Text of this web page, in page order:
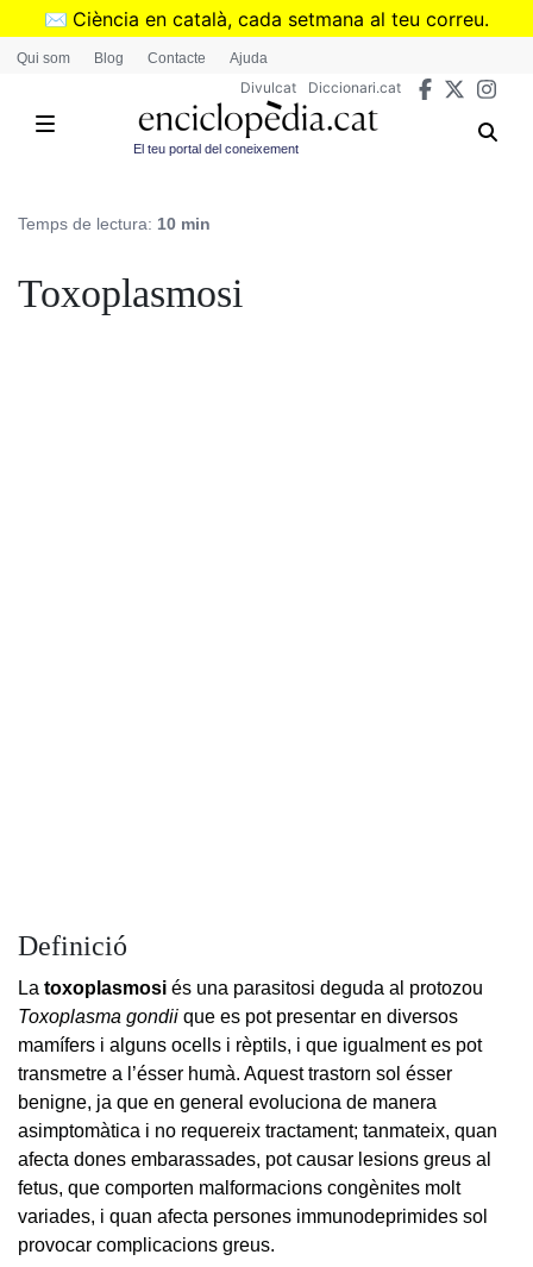
Vés
✉️ Ciència en català, cada setmana al teu correu.
➜Subscriu-te al butlletí de Divulcat
Qui som Blog Contacte Ajuda
Divulcat Diccionari.cat
El teu portal del coneixement
Temps de lectura: 10 min
Toxoplasmosi
Definició
La toxoplasmosi és una parasitosi deguda al protozou
Toxoplasma gondii que es pot presentar en diversos
mamífers i alguns ocells i rèptils, i que igualment es pot
transmetre a l’ésser humà. Aquest trastorn sol ésser
benigne, ja que en general evoluciona de manera
asimptomàtica i no requereix tractament; tanmateix, quan
afecta dones embarassades, pot causar lesions greus al
fetus, que comporten malformacions congènites molt
variades, i quan afecta persones immunodeprimides sol
provocar complicacions greus.